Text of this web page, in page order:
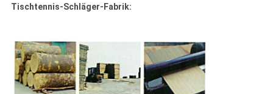
Tischtennis-Schläger-Fabrik: